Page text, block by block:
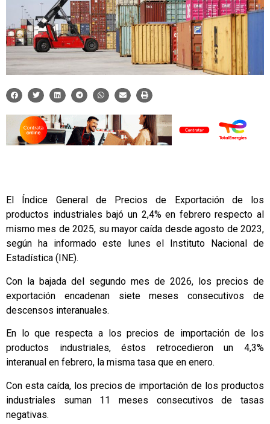
El Índice General de Precios de Exportación de los
productos industriales bajó un 2,4% en febrero respecto al
mismo mes de 2025, su mayor caída desde agosto de 2023,
según ha informado este lunes el Instituto Nacional de
Estadística (INE).
Con la bajada del segundo mes de 2026, los precios de
exportación encadenan siete meses consecutivos de
descensos interanuales.
En lo que respecta a los precios de importación de los
productos industriales, éstos retrocedieron un 4,3%
interanual en febrero, la misma tasa que en enero.
Con esta caída, los precios de importación de los productos
industriales suman 11 meses consecutivos de tasas
negativas.